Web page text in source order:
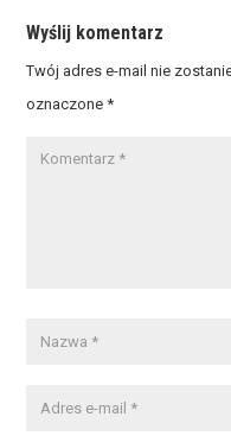
Wyślij komentarz
Twój adres e-mail nie
oznaczone*